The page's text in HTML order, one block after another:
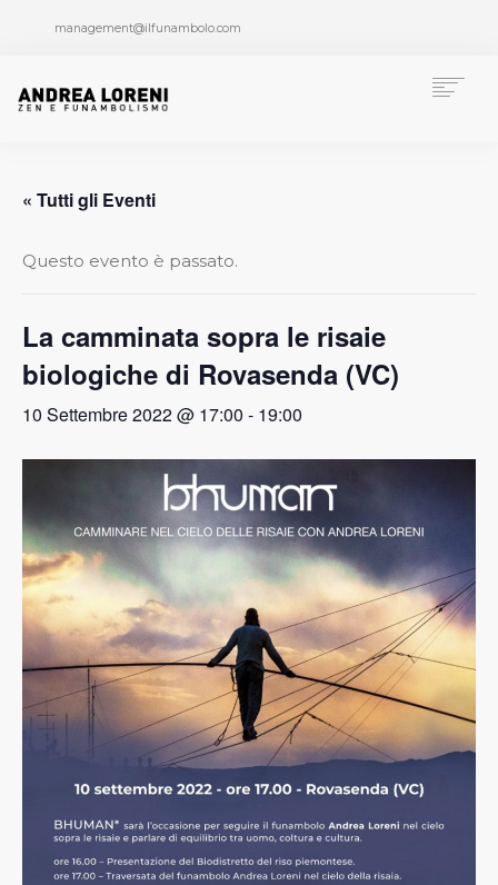
management@ilfunambolo.com
Funambolismo
Pubblicazioni
Multimedia
Contatti
« Tutti gli Eventi
Questo evento è passato.
La camminata sopra le risaie
biologiche di Rovasenda (VC)
10 Settembre 2022 @ 17:00 - 19:00